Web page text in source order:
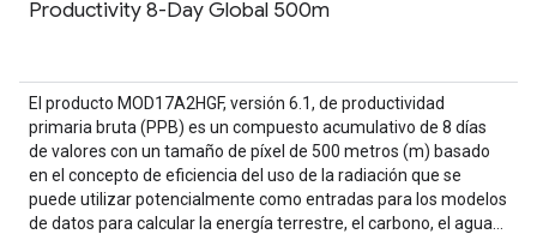
Productivity 8-Day Global 500m
El producto MOD17A2HGF, versión 6.1, de productividad
primaria bruta (PPB) es un compuesto acumulativo de 8 días
de valores con un tamaño de píxel de 500 metros (m) basado
en el concepto de eficiencia del uso de la radiación que se
puede utilizar potencialmente como entradas para los modelos
de datos para calcular la energía terrestre, el carbono, el agua…